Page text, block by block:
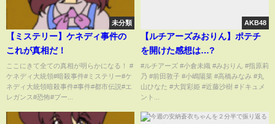
未分類
【ミステリー】ケネディ事件の
これが真相だ！
ここにきて全ての真相が明らかになる！ #
ケネディ大統領#暗殺事件#ミステリー#ケ
ネディ大統領暗殺事件#事件#都市伝説#エ
レガンス#恐怖#ブー...
AKB48
【ルチアーズみおりん】ポテチ
を開けた感想は…?
#ルチアーズ #小倉未織 #みおりん #指原莉
乃 #前田敦子 #小嶋陽菜 #高橋みなみ #丸
山ひなた #大賀彩姫 #近藤沙樹 #ドキュメ
ント...